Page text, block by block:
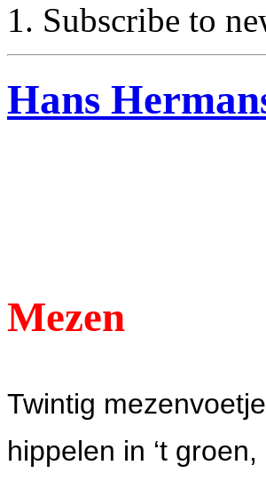
Subscribe to
Hans
Mezen
Twintig
hippelen in ‘t groen,